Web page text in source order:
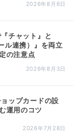
2026年8月6日
チャット』と
ル連携）』を両立
の注意点
2026年8月3日
ップカードの設
運用のコツ
2026年7月28日